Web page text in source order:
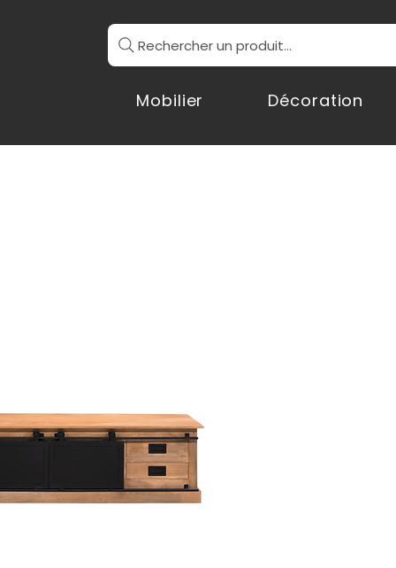
Rechercher un produit...
Mobilier Décoration